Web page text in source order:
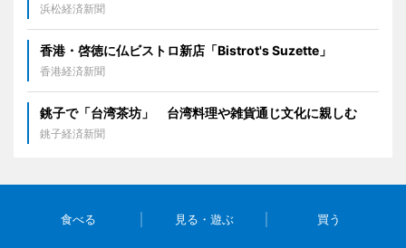
浜松経済新聞
香港・啓徳に仏ビストロ新店「Bistrot's Suzette」
香港経済新聞
銚子で「台湾茶坊」 台湾料理や雑貨通じ文化に親しむ
銚子経済新聞
食べる 見る・遊ぶ 買う